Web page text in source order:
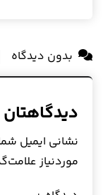
بدون دیدگاه
دیدگاهتان
نشانی ایمیل
موردنیاز